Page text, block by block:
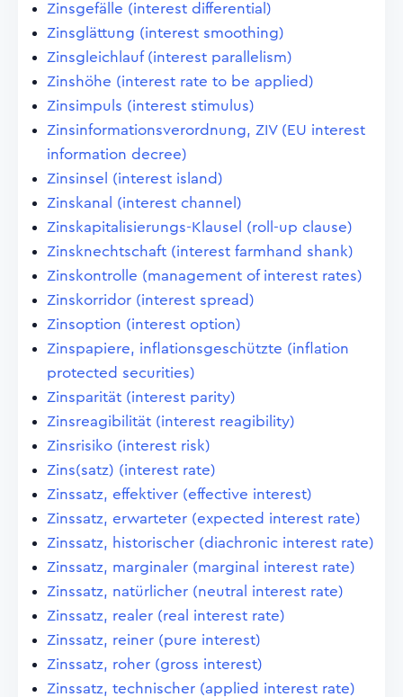
Zinsgefälle (interest differential)
Zinsglättung (interest smoothing)
Zinsgleichlauf (interest parallelism)
Zinshöhe (interest rate to be applied)
Zinsimpuls (interest stimulus)
Zinsinformationsverordnung, ZIV (EU interest
information decree)
Zinsinsel (interest island)
Zinskanal (interest channel)
Zinskapitalisierungs-Klausel (roll-up clause)
Zinsknechtschaft (interest farmhand shank)
Zinskontrolle (management of interest rates)
Zinskorridor (interest spread)
Zinsoption (interest option)
Zinspapiere, inflationsgeschützte (inflation
protected securities)
Zinsparität (interest parity)
Zinsreagibilität (interest reagibility)
Zinsrisiko (interest risk)
Zins(satz) (interest rate)
Zinssatz, effektiver (effective interest)
Zinssatz, erwarteter (expected interest rate)
Zinssatz, historischer (diachronic interest rate)
Zinssatz, marginaler (marginal interest rate)
Zinssatz, natürlicher (neutral interest rate)
Zinssatz, realer (real interest rate)
Zinssatz, reiner (pure interest)
Zinssatz, roher (gross interest)
Zinssatz, technischer (applied interest rate)